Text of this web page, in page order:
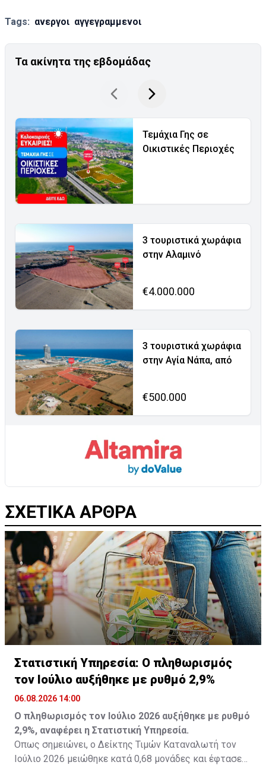
Tags: ανεργοι αγγεγραμμενοι
Τα ακίνητα της εβδομάδας
Τεμάχια Γης σε
Οικιστικές Περιοχές
3 τουριστικά χωράφια
στην Αλαμινό
€4.000.000
3 τουριστικά χωράφια
στην Αγία Νάπα, από
€500.000
ΣΧΕΤΙΚΑ ΑΡΘΡΑ
Στατιστική Υπηρεσία: Ο πληθωρισμός
τον Ιούλιο αυξήθηκε με ρυθμό 2,9%
06.08.2026 14:00
Ο πληθωρισμός τον Ιούλιο 2026 αυξήθηκε με ρυθμό
2,9%, αναφέρει η Στατιστική Υπηρεσία.
Οπως σημειώνει, ο Δείκτης Τιμών Καταναλωτή τον
Ιούλιο 2026 μειώθηκε κατά 0,68 μονάδες και έφτασε